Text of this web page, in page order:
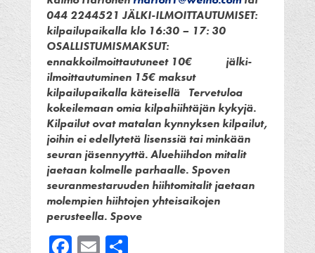
044 2244521 JÄLKI-ILMOITTAUTUMISET:
kilpailupaikalla klo 16:30 – 17: 30
OSALLISTUMISMAKSUT:
ennakkoilmoittautuneet 10€ jälki-
ilmoittautuminen 15€ maksut
kilpailupaikalla käteisellä
Tervetuloa
kokeilemaan omia kilpahiihtäjän kykyjä.
Kilpailut ovat matalan kynnyksen kilpailut,
joihin ei edellytetä lisenssiä tai minkään
seuran jäsennyyttä.Aluehiihdon mitalit
jaetaan kolmelle parhaalle. Spoven
seuranmestaruuden hiihtomitalit jaetaan
molempien hiihtojen yhteisaikojen
perusteella. Spove
Facebook
Email